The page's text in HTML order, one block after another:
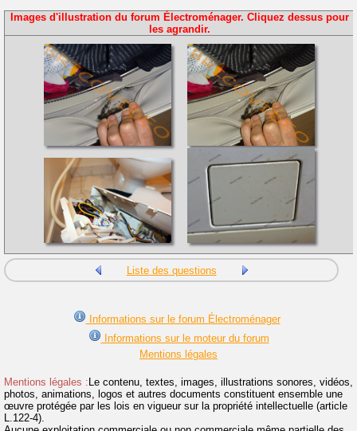
Images d'illustration du forum Électroménager. Cliquez dessus pour
les agrandir.
Liste des questions
Informations sur le forum Électroménager
Informations sur le moteur du forum
Mentions légales
Mentions légales : Le contenu, textes, images, illustrations sonores, vidéos,
photos, animations, logos et autres documents constituent ensemble une
œuvre protégée par les lois en vigueur sur la propriété intellectuelle (article
L.122-4).